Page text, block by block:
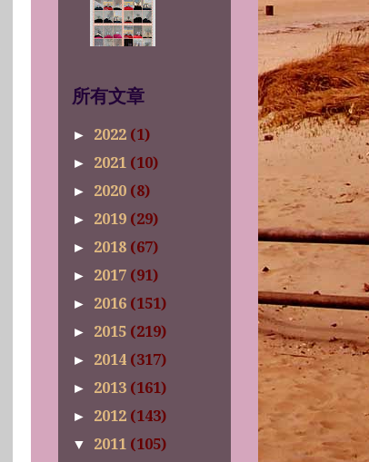
所有文章
► 2022 (1)
► 2021 (10)
► 2020 (8)
► 2019 (29)
► 2018 (67)
► 2017 (91)
► 2016 (151)
► 2015 (219)
► 2014 (317)
► 2013 (161)
► 2012 (143)
▼ 2011 (105)